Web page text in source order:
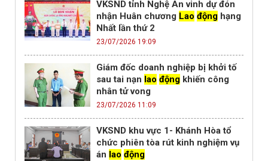
VKSND tỉnh Nghệ An vinh dự đón
nhận Huân chương Lao động hạng
Nhất lần thứ 2
23/07/2026 19:09
Giám đốc doanh nghiệp bị khởi tố
sau tai nạn lao động khiến công
nhân tử vong
23/07/2026 11:09
VKSND khu vực 1- Khánh Hòa tổ
chức phiên tòa rút kinh nghiệm vụ
án lao động